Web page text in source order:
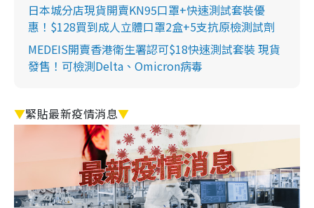
日本城分店現貨開賣KN95口罩+快速測試套裝優
惠！$128買到成人立體口罩2盒+5支抗原檢測試劑
MEDEIS開賣香港衛生署認可$18快速測試套裝 現貨
發售！可檢測Delta、Omicron病毒
▼緊貼最新疫情消息▼